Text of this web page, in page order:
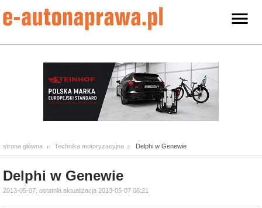
strona główna Technika motoryzacyjna Delphi w Genewie
Delphi w Genewie
2013-05-07, ostatnia aktualizacja 2013-05-07 08:21